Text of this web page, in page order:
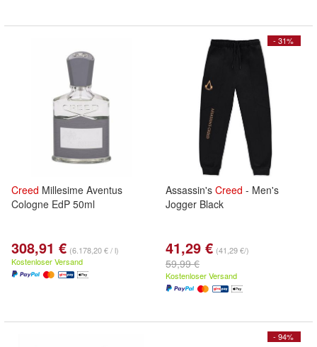
Creed Millesime Aventus
Cologne EdP 50ml
308,91 € (6.178,20 € / l)
Kostenloser Versand
- 31%
Assassin's Creed - Men's
Jogger Black
41,29 € (41,29 €/)
59,99 €
Kostenloser Versand
- 94%